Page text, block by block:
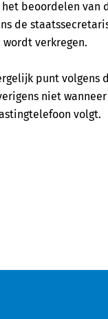
beoordelen van
de
verkregen.
punt volgens
niet
volgt.